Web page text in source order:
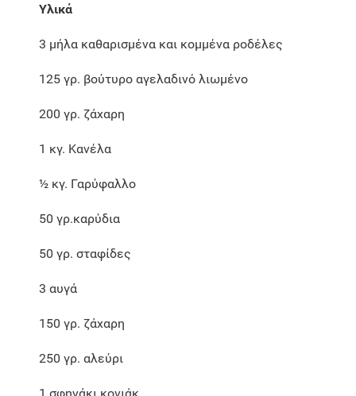
Υλικά
3 μήλα καθαρισμένα και κομμένα ροδέλες
125 γρ. βούτυρο αγελαδινό λιωμένο
200 γρ. ζάχαρη
1 κγ. Κανέλα
½ κγ. Γαρύφαλλο
50 γρ.καρύδια
50 γρ. σταφίδες
3 αυγά
150 γρ. ζάχαρη
250 γρ. αλεύρι